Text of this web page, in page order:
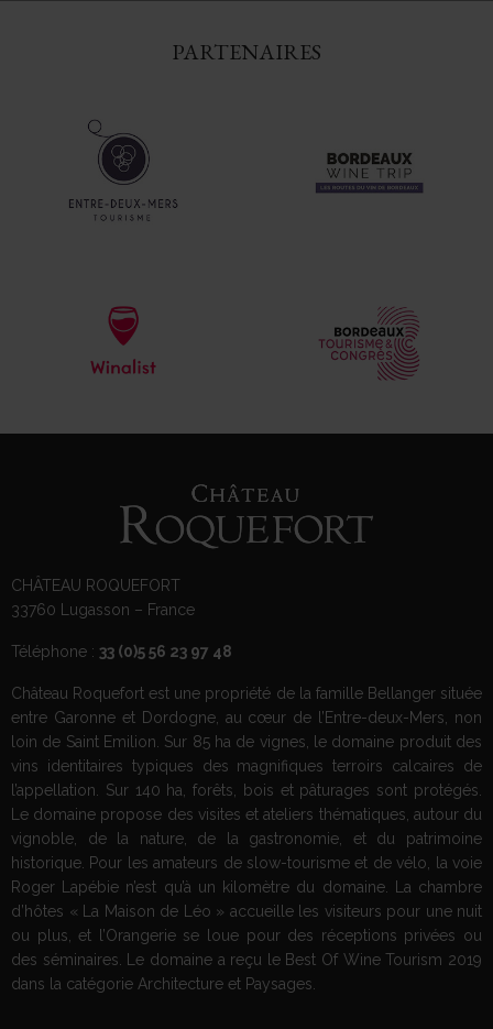
PARTENAIRES
CHÂTEAU ROQUEFORT
33760 Lugasson – France
Téléphone : 33 (0)5 56 23 97 48
Château Roquefort est une propriété de la famille Bellanger située
entre Garonne et Dordogne, au cœur de l’Entre-deux-Mers, non
loin de Saint Emilion. Sur 85 ha de vignes, le domaine produit des
vins identitaires typiques des magnifiques terroirs calcaires de
l’appellation. Sur 140 ha, forêts, bois et pâturages sont protégés.
Le domaine propose des visites et ateliers thématiques, autour du
vignoble, de la nature, de la gastronomie, et du patrimoine
historique. Pour les amateurs de slow-tourisme et de vélo, la voie
Roger Lapébie n’est qu’à un kilomètre du domaine. La chambre
d’hôtes « La Maison de Léo » accueille les visiteurs pour une nuit
ou plus, et l’Orangerie se loue pour des réceptions privées ou
des séminaires. Le domaine a reçu le Best Of Wine Tourism 2019
dans la catégorie Architecture et Paysages.